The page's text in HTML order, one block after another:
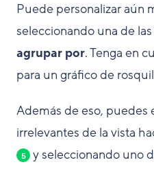
Puede personalizar aún
seleccionando una de
agrupar por. Tenga en
para un gráfico de
Además de eso, puedes
irrelevantes de la vista
5 y seleccionando uno